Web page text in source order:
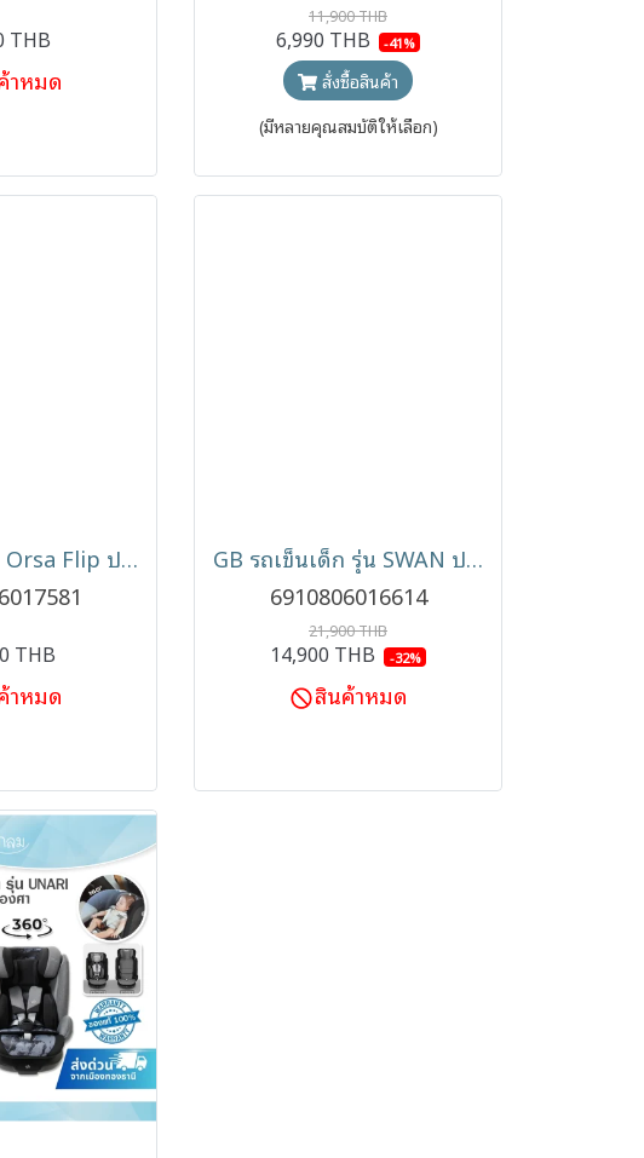
THB
าหมด
11,900 THB
6,990 THB -41%
สั่งซื้อสินค้า
(มีหลายคุณสมบัติให้เลือก)
GB รถเข็นเด็ก Orsa Flip ปรับได้ 2 ทิศทาง เข็นหน้า-หลัง พับเก็บง่าย สำหรับแรกเกิด
THB
าหมด
GB รถเข็นเด็ก รุ่น SWAN ปรับด้ามเข็นได้ 2 ด้าน ผ้าเบาะนอนได้ราบ ใช้ได้ตั้งแต่แรกเกิด - 5ปี
6910806016614
21,900 THB
14,900 THB -32%
สินค้าหมด